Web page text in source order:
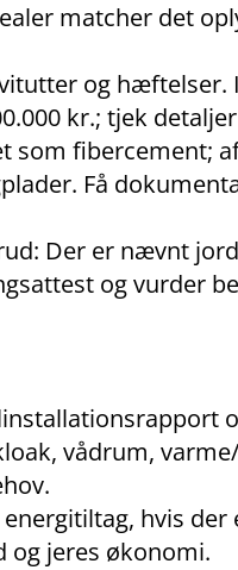
matcher det
og
kr.; tjek
som fibercement;
Få
Der er nævnt
og vurder
vådrum,
hvis
og jeres økonomi.